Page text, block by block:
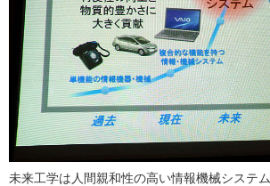
未来工学は人間親和性の高い情報機械システム